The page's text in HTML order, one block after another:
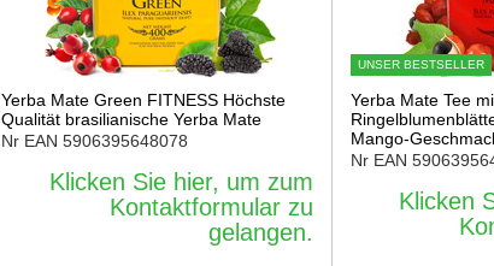
Yerba Mate Green FITNESS Höchste
Qualität brasilianische Yerba Mate
Nr EAN 5906395648078
Klicken Sie hier, um zum
Kontaktformular zu
gelangen.
UNSER BESTSELLER
Yerba Mate Tee
Mango-
Nr EAN
Klicken